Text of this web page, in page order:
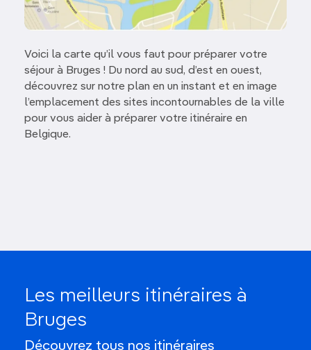
Voici la carte qu’il vous faut pour préparer votre
séjour à Bruges ! Du nord au sud, d’est en ouest,
découvrez sur notre plan en un instant et en image
l’emplacement des sites incontournables de la ville
pour vous aider à préparer votre itinéraire en
Belgique.
Les meilleurs itinéraires à
Bruges
Découvrez tous nos itinéraires
Un week-end à Bruges